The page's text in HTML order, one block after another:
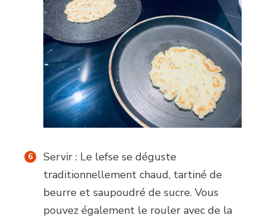
Servir : Le lefse se déguste
traditionnellement chaud, tartiné de
beurre et saupoudré de sucre. Vous
pouvez également le rouler avec de la